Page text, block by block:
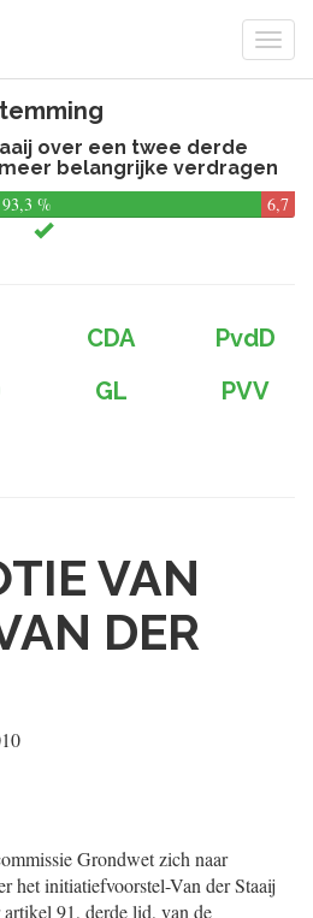
over een twee derde
belangrijke verdragen
93,3 %
6,7
CDA
PvdD
GL
PVV
VAN
DER
Grondwet zich naar
het initiatiefvoorstel-Van der Staaij
91, derde lid, van de